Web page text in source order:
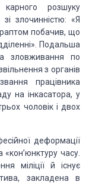
розшуку
злочинністю: «Я
раптом побачив, що
Подальша
зловживання по
з органів
працівника
на інкасатора, у
чоловік і двох
деформації
«кон’юнктуру часу.
міліції й існує
закладена в